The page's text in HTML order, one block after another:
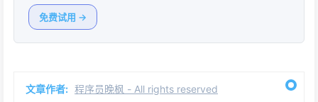
免费试用 →
文章作者: 程序员晚枫 - All rights reserved